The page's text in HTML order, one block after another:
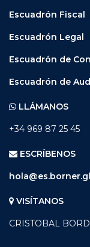
Escuadrón Fiscal
Escuadrón Legal
Escuadrón de
Escuadrón de
LLÁMANOS
+34 969 87 25 45
ESCRÍBENOS
VISÍTANOS
CRISTOBAL